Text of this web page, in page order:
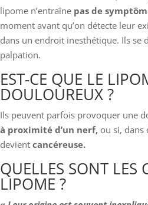
lipome n’entraîne pas de
moment avant qu’on détecte leur
dans un endroit inesthétique. Ils se
palpation.
EST-CE QUE LE
DOULOUREUX ?
Ils peuvent parfois provoquer une
à proximité d’un nerf, ou si, dans
devient cancéreuse.
QUELLES SONT LES
LIPOME ?